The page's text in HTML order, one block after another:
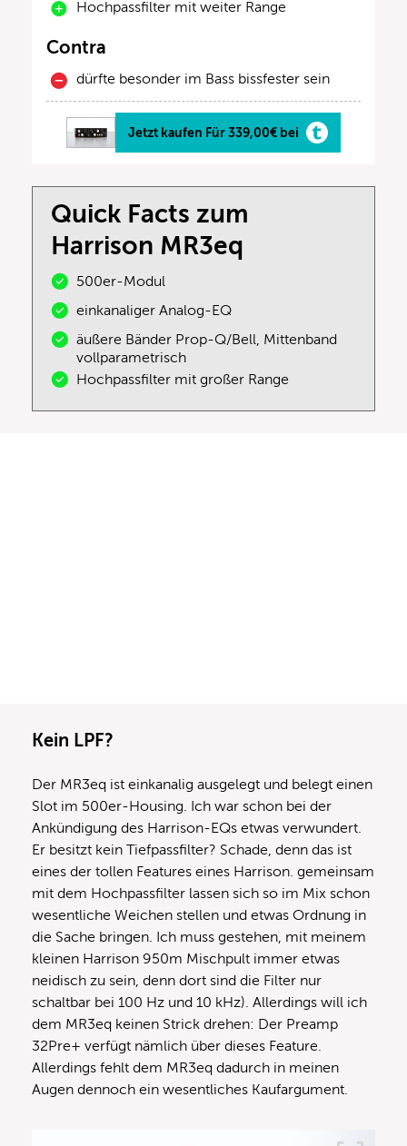
Hochpassfilter mit weiter Range
Contra
dürfte besonder im Bass bissfester sein
Jetzt kaufen Für 339,00€ bei
Quick Facts zum
Harrison MR3eq
500er-Modul
einkanaliger Analog-EQ
äußere Bänder Prop-Q/Bell, Mittenband
vollparametrisch
Hochpassfilter mit großer Range
Kein LPF?
Der MR3eq ist einkanalig ausgelegt und belegt einen
Slot im 500er-Housing. Ich war schon bei der
Ankündigung des Harrison-EQs etwas verwundert.
Er besitzt kein Tiefpassfilter? Schade, denn das ist
eines der tollen Features eines Harrison. gemeinsam
mit dem Hochpassfilter lassen sich so im Mix schon
wesentliche Weichen stellen und etwas Ordnung in
die Sache bringen. Ich muss gestehen, mit meinem
kleinen Harrison 950m Mischpult immer etwas
neidisch zu sein, denn dort sind die Filter nur
schaltbar bei 100 Hz und 10 kHz). Allerdings will ich
dem MR3eq keinen Strick drehen: Der Preamp
32Pre+ verfügt nämlich über dieses Feature.
Allerdings fehlt dem MR3eq dadurch in meinen
Augen dennoch ein wesentliches Kaufargument.